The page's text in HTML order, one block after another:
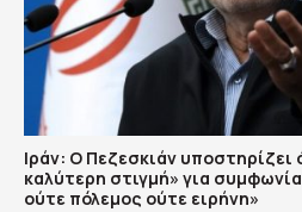
Ιράν: Ο Πεζεσκιάν υποστηρίζει
καλύτερη στιγμή» για
ούτε πόλεμος ούτε ειρήνη»